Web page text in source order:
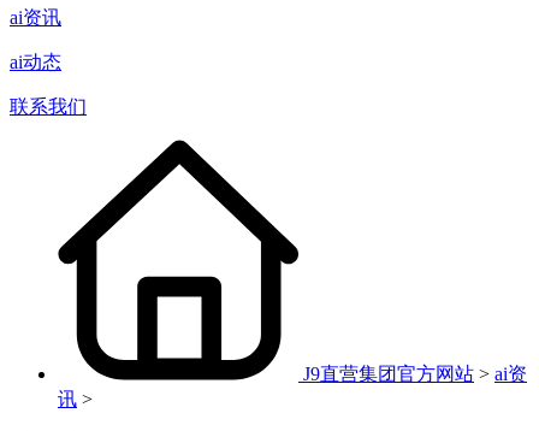
ai资讯
ai动态
联系我们
J9直营集团官方网站 > ai资
讯 >